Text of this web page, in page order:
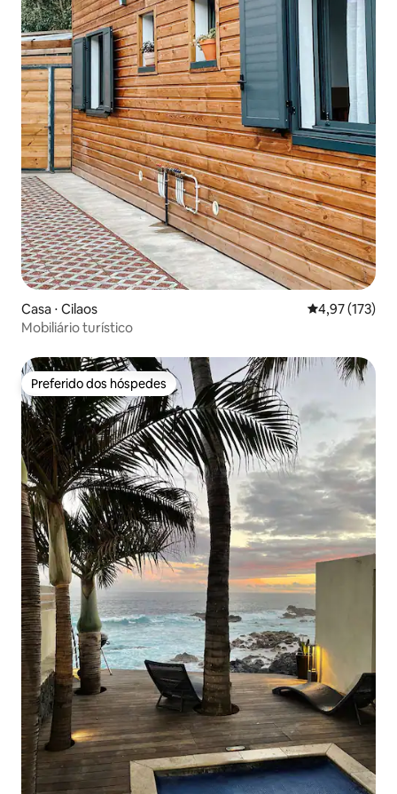
Casa ⋅ Cilaos 4,97 de uma
4,97 (173)
Mobiliário turístico
Preferido dos hóspedes
Preferido dos hóspedes